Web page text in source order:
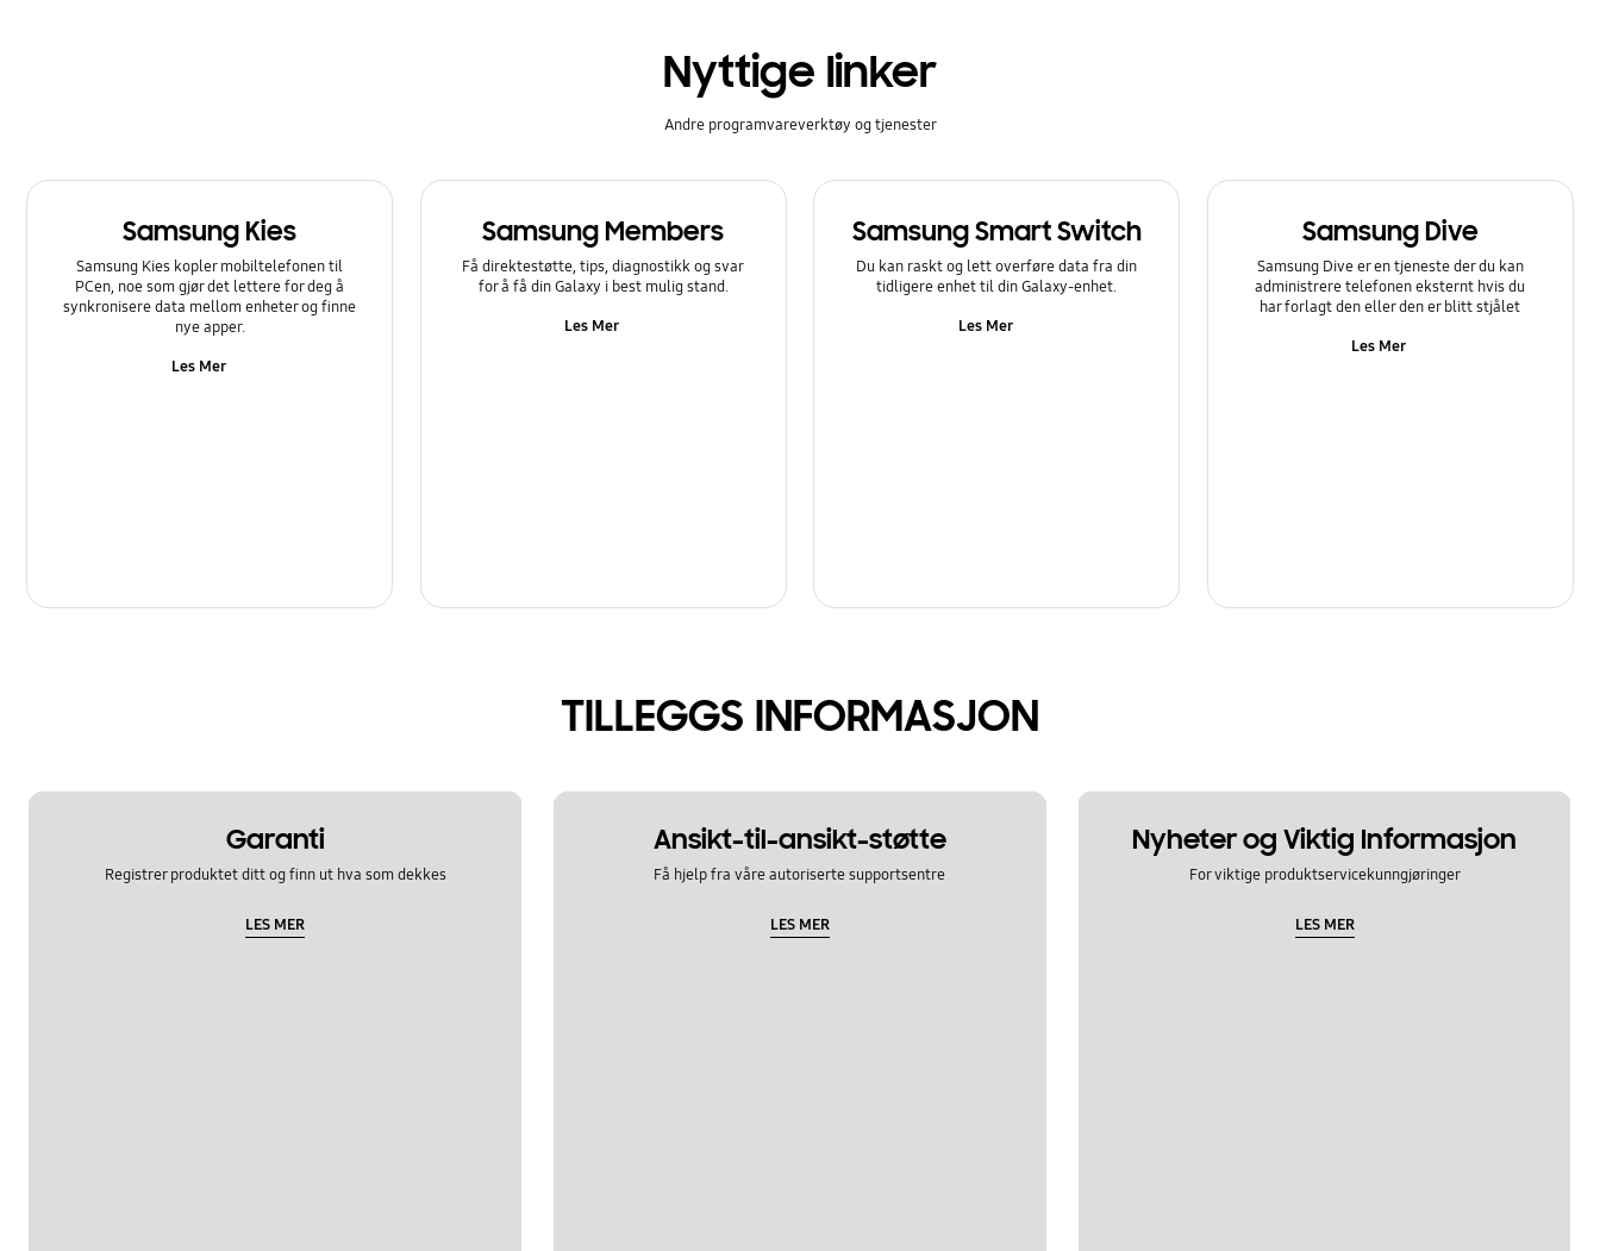
Sikkerhetskopi og gjenoppretting
Strøm
Nyttige linker
Andre programvareverktøy og tjenester
Samsung Kies
Samsung Kies kopler mobiltelefonen til
PCen, noe som gjør det lettere for deg å
synkronisere data mellom enheter og finne
nye apper.
Les Mer
Samsung Members
Få direktestøtte, tips, diagnostikk og svar
for å få din Galaxy i best mulig stand.
Les Mer
Samsung Smart Switch
Du kan raskt og lett overføre data fra din
tidligere enhet til din Galaxy-enhet.
Les Mer
Samsung Dive
Samsung Dive er en tjeneste der du kan
administrere telefonen eksternt hvis du
har forlagt den eller den er blitt stjålet
Les Mer
TILLEGGS INFORMASJON
Garanti
Registrer produktet ditt og finn ut hva som dekkes
LES MER
Ansikt-til-ansikt-støtte
Få hjelp fra våre autoriserte supportsentre
LES MER
Nyheter og Viktig Informasjon
For viktige produktservicekunngjøringer
LES MER